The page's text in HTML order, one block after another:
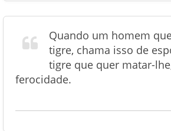
Quando um homem
tigre, chama isso de
tigre que quer matar-
ferocidade.